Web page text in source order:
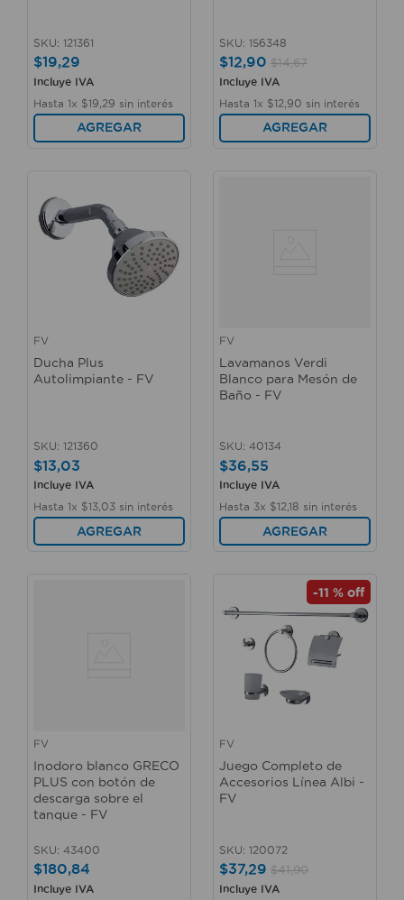
SKU: 121361
$19,29
Incluye IVA
Hasta 1x $19 29 sin interés
AGREGAR
SKU: 156348
$12,90 $14,67
Incluye IVA
Hasta 1x $12 90 sin interés
AGREGAR
FV
Ducha Plus
Autolimpiante - FV
SKU: 121360
$13,03
Incluye IVA
Hasta 1x $13 03 sin interés
AGREGAR
FV
Lavamanos Verdi
Blanco para Mesón de
Baño - FV
SKU: 40134
$36,55
Incluye IVA
Hasta 3x $1218 sin interés
AGREGAR
FV
Inodoro blanco GRECO
PLUS con botón de
descarga sobre el
tanque - FV
SKU: 43400
$180,84
Incluye IVA
-11 % off
FV
Juego Completo de
Accesorios Línea Albi -
FV
SKU: 120072
$37,29 $41,90
Incluye IVA